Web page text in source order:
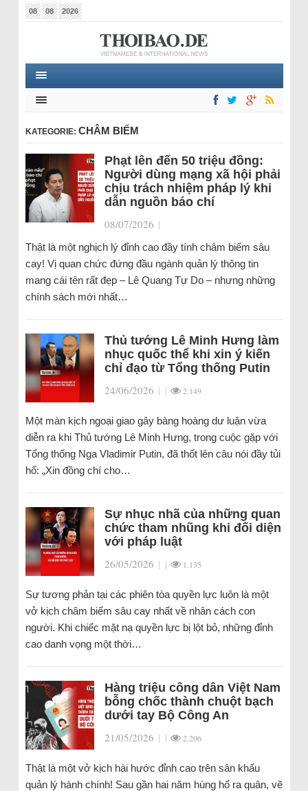
08 08 2026
KATEGORIE: CHÂM BIẾM
Phạt lên đến 50 triệu đồng:
Người dùng mạng xã hội phải
chịu trách nhiệm pháp lý khi
dẫn nguồn báo chí
08/07/2026 |
Thật là một nghịch lý đỉnh cao đầy tính châm biếm sâu
cay! Vị quan chức đứng đầu ngành quản lý thông tin
mang cái tên rất đẹp – Lê Quang Tự Do – nhưng những
chính sách mới nhất…
Thủ tướng Lê Minh Hưng làm
nhục quốc thể khi xin ý kiến
chỉ đạo từ Tổng thống Putin
24/06/2026 | | 2.149
Một màn kịch ngoại giao gây bàng hoàng dư luận vừa
diễn ra khi Thủ tướng Lê Minh Hưng, trong cuộc gặp với
Tổng thống Nga Vladimir Putin, đã thốt lên câu nói đầy tủi
hổ: „Xin đồng chí cho…
Sự nhục nhã của những quan
chức tham nhũng khi đối diện
với pháp luật
26/05/2026 | | 1.135
Sự tương phản tại các phiên tòa quyền lực luôn là một
vở kịch châm biếm sâu cay nhất về nhân cách con
người. Khi chiếc mặt nạ quyền lực bị lột bỏ, những đỉnh
cao danh vọng một thời…
Hàng triệu công dân Việt Nam
bỗng chốc thành chuột bạch
dưới tay Bộ Công An
21/05/2026 | | 2.206
Thật là một vở kịch hài hước đỉnh cao trên sân khấu
quản lý hành chính! Sau gần hai năm hùng hổ ra quân, vẽ